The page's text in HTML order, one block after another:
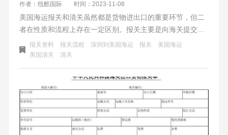
作者：纽酷国际 时间：2023-11-08
美国海运报关和清关虽然都是货物进出口的重要环节，但二
者在性质和流程上存在一定区别。报关主要是向海关提交必
要的单证和信息，以完成货物合法进出口的程序，主要涉及
到文书的处理和审核。而清关则是在货物到达港口后，进行
的查验、放行等程序，更侧重于实物的检查和处理。
报关资料 报关流程 深圳到美国海运 报关
美国海运
美国清关
清关